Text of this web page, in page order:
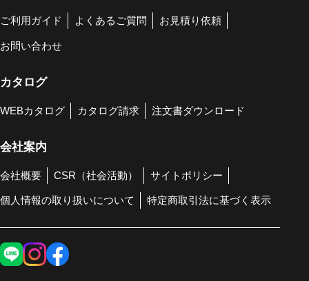
ご利用ガイド よくあるご質問 お見積り依頼
お問い合わせ
カタログ
WEBカタログ カタログ請求 注文書ダウンロード
会社案内
会社概要 CSR（社会活動） サイトポリシー
個人情報の取り扱いについて 特定商取引法に基づく表示